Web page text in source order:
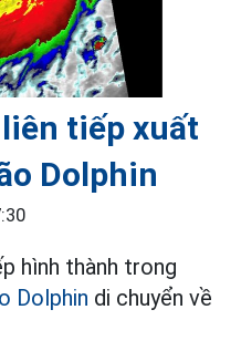
tiếp xuất
Dolphin
hình thành trong
Dolphin di chuyển về